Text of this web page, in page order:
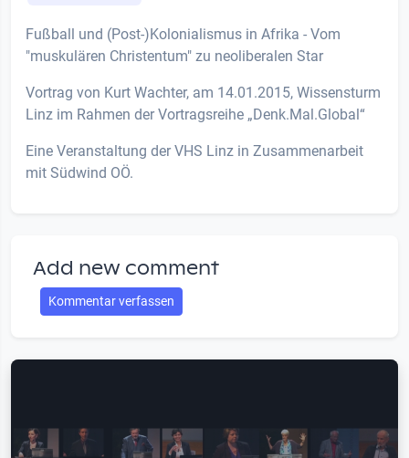
Fußball und (Post-)Kolonialismus in Afrika - Vom
"muskulären Christentum" zu neoliberalen Star
Vortrag von Kurt Wachter, am 14.01.2015, Wissensturm
Linz im Rahmen der Vortragsreihe „Denk.Mal.Global“
Eine Veranstaltung der VHS Linz in Zusammenarbeit
mit Südwind OÖ.
Add new comment
Kommentar verfassen